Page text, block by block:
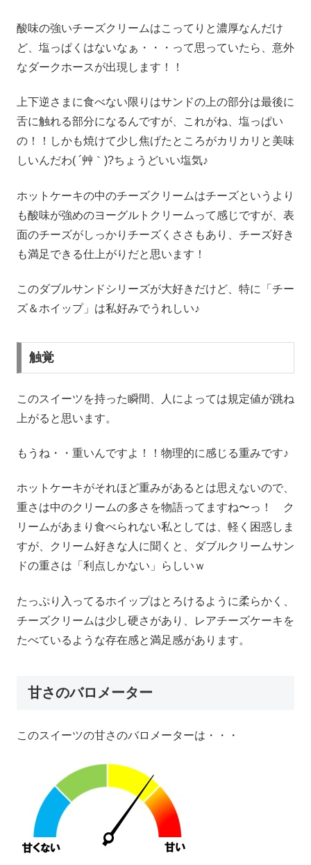
酸味の強いチーズクリームはこってりと濃厚なんだけ
ど、塩っぱくはないなぁ・・・って思っていたら、意外
なダークホースが出現します！！
上下逆さまに食べない限りはサンドの上の部分は最後に
舌に触れる部分になるんですが、これがね、塩っぱい
の！！しかも焼けて少し焦げたところがカリカリと美味
しいんだわ( ´艸｀)?ちょうどいい塩気♪
ホットケーキの中のチーズクリームはチーズというより
も酸味が強めのヨーグルトクリームって感じですが、表
面のチーズがしっかりチーズくささもあり、チーズ好き
も満足できる仕上がりだと思います！
このダブルサンドシリーズが大好きだけど、特に「チー
ズ＆ホイップ」は私好みでうれしい♪
触覚
このスイーツを持った瞬間、人によっては規定値が跳ね
上がると思います。
もうね・・重いんですよ！！物理的に感じる重みです♪
ホットケーキがそれほど重みがあるとは思えないので、
重さは中のクリームの多さを物語ってますね〜っ！ ク
リームがあまり食べられない私としては、軽く困惑しま
すが、クリーム好きな人に聞くと、ダブルクリームサン
ドの重さは「利点しかない」らしいｗ
たっぷり入ってるホイップはとろけるように柔らかく、
チーズクリームは少し硬さがあり、レアチーズケーキを
たべているような存在感と満足感があります。
甘さのバロメーター
このスイーツの甘さのバロメーターは・・・